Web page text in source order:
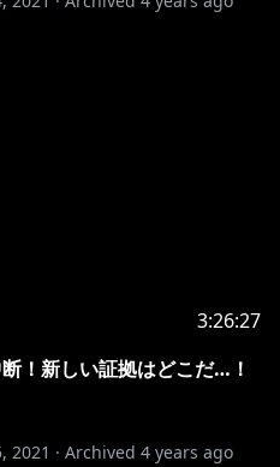
3:26:27
！新しい証拠はどこだ…！
2021 · Archived 4 years ago